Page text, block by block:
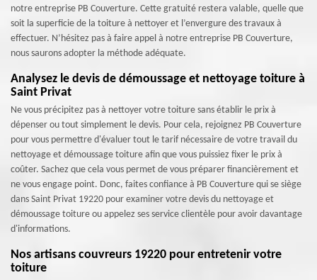
notre entreprise PB Couverture. Cette gratuité restera valable, quelle que
soit la superficie de la toiture à nettoyer et l’envergure des travaux à
effectuer. N’hésitez pas à faire appel à notre entreprise PB Couverture,
nous saurons adopter la méthode adéquate.
Analysez le devis de démoussage et nettoyage toiture à
Saint Privat
Ne vous précipitez pas à nettoyer votre toiture sans établir le prix à
dépenser ou tout simplement le devis. Pour cela, rejoignez PB Couverture
pour vous permettre d'évaluer tout le tarif nécessaire de votre travail du
nettoyage et démoussage toiture afin que vous puissiez fixer le prix à
coûter. Sachez que cela vous permet de vous préparer financièrement et
ne vous engage point. Donc, faites confiance à PB Couverture qui se siège
dans Saint Privat 19220 pour examiner votre devis du nettoyage et
démoussage toiture ou appelez ses service clientèle pour avoir davantage
d'informations.
Nos artisans couvreurs 19220 pour entretenir votre
toiture